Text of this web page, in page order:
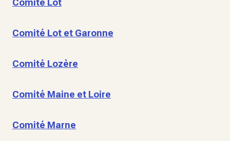
Comité Lot
Comité Lot et Garonne
Comité Lozère
Comité Maine et Loire
Comité Marne